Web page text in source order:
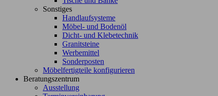
Sonstiges
Handlaufsysteme
Möbel- und Bodenöl
Dicht- und Klebetechnik
Granitsteine
Werbemittel
Sonderposten
Möbelfertigteile konfigurieren
Beratungszentrum
Ausstellung